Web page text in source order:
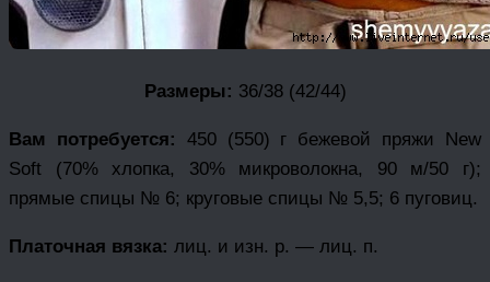
Размеры: 36/38 (42/44)
Вам потребуется: 450 (550) г бежевой пряжи New
Soft (70% хлопка, 30% микроволокна, 90 м/50 г);
прямые спицы № 6; круговые спицы № 5,5; 6 пуговиц.
Платочная вязка: лиц. и изн. р. — лиц. п.